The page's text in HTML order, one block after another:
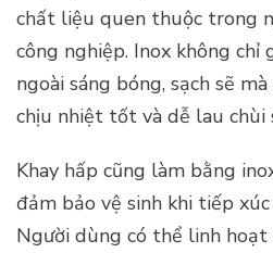
chất liệu quen thuộc trong
công nghiệp. Inox không
ngoài sáng bóng, sạch sẽ
chịu nhiệt tốt và dễ lau chùi
Khay hấp cũng làm bằng
đảm bảo vệ sinh khi tiếp
Người dùng có thể linh hoạt